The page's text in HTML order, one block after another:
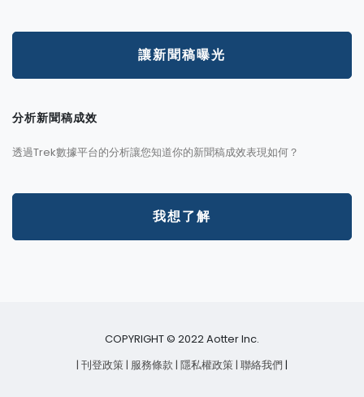
讓新聞稿曝光
分析新聞稿成效
透過Trek數據平台的分析讓您知道你的新聞稿成效表現如何？
我想了解
COPYRIGHT © 2022 Aotter Inc.
| 刊登政策 | 服務條款 | 隱私權政策 | 聯絡我們 |